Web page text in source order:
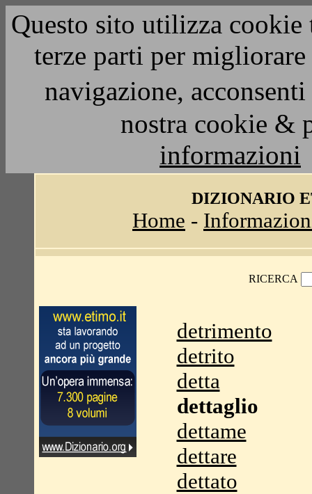
Questo sito utilizza
terze parti per
navigazione,
nostra cookie &
informazioni
DIZIONARIO
Home -
RICERCA
detrimento
detrito
detta
dettaglio
dettame
dettare
dettato